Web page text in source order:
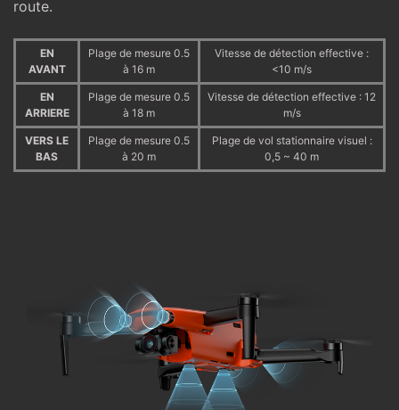
route.
EN
AVANT
Plage de mesure 0.5
à 16 m
Vitesse de détection effective :
<10 m/s
EN
ARRIERE
Plage de mesure 0.5
à 18 m
Vitesse de détection effective : 12
m/s
VERS LE
BAS
Plage de mesure 0.5
à 20 m
Plage de vol stationnaire visuel :
0,5 ~ 40 m